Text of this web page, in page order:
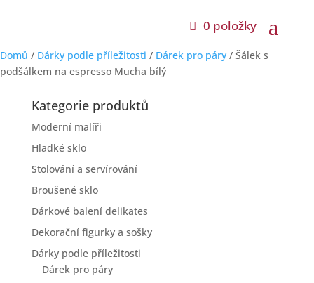
0 položky
Domů / Dárky podle příležitosti / Dárek pro páry / Šálek s
podšálkem na espresso Mucha bílý
Kategorie produktů
Moderní malíři
Hladké sklo
Stolování a servírování
Broušené sklo
Dárkové balení delikates
Dekorační figurky a sošky
Dárky podle příležitosti
Dárek pro páry